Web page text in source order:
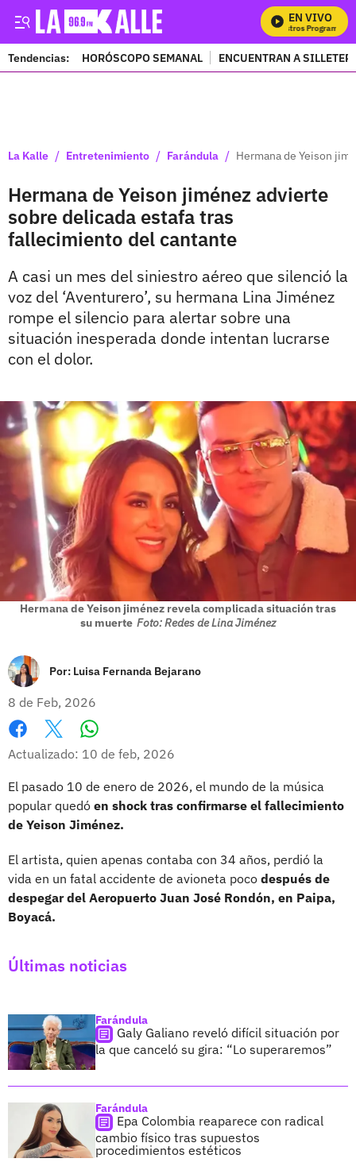
EN VIVO
Tendencias: HORÓSCOPO SEMANAL ENCUENTRAN A
La Kalle / Entretenimiento / Farándula / Hermana de Yeison
Hermana de Yeison jiménez advierte
sobre delicada estafa tras
fallecimiento del cantante
A casi un mes del siniestro aéreo que silenció la
voz del ‘Aventurero’, su hermana Lina Jiménez
rompe el silencio para alertar sobre una
situación inesperada donde intentan lucrarse
con el dolor.
Hermana de Yeison jiménez revela complicada situación tras
su muerte Foto: Redes de Lina Jiménez
Por: Luisa Fernanda Bejarano
8 de Feb, 2026
Facebook
X
Actualizado: 10 de feb, 2026
El pasado 10 de enero de 2026, el mundo de la música
popular quedó en shock tras confirmarse el fallecimiento
de Yeison Jiménez.
El artista, quien apenas contaba con 34 años, perdió la
vida en un fatal accidente de avioneta poco después de
despegar del Aeropuerto Juan José Rondón, en Paipa,
Boyacá.
Últimas noticias
Farándula
Galy Galiano reveló difícil situación por
la que canceló su gira: “Lo superaremos”
Farándula
Epa Colombia reaparece con radical
cambio físico tras supuestos
procedimientos estéticos